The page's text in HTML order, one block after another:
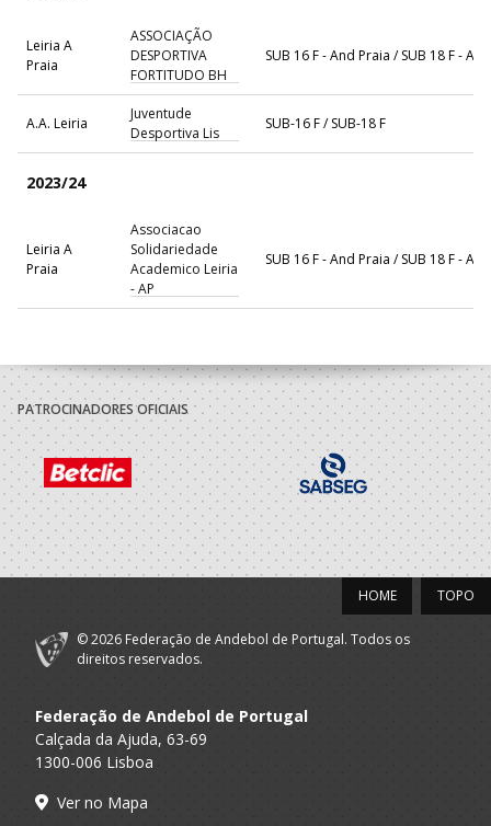
Leiria A
Praia
ASSOCIAÇÃO
DESPORTIVA
FORTITUDO BH
SUB 16 F - And Praia / SUB 18 F -
A.A. Leiria
Juventude
Desportiva Lis
SUB-16 F / SUB-18 F
2023/24
Leiria A
Praia
Associacao
Solidariedade
Academico Leiria
- AP
SUB 16 F - And Praia / SUB 18 F -
2022/23
Leiria A
Praia
Associacao
Solidariedade
Academico Leiria
- AP
SUB 14 F - And Praia / SUB 16 F -
A.A. Leiria
Juventude
Desportiva Lis
SUB-14 F / SUB-16 F
A.A. Leiria
Juventude
2020/21
Juventude
PATROCINADORES OFICIAIS
TOPO
HOME
© 2026 Federação de Andebol de Portugal. Todos os
direitos reservados.
Federação de Andebol de Portugal
Calçada da Ajuda, 63-69
1300-006 Lisboa
Ver no Mapa